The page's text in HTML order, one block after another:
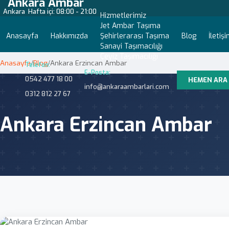
Ankara Hafta içi: 08:00 - 21:00
Anasayfa Hakkımızda
Hizmetlerimiz
Jet Ambar Taşıma
Şehirlerarası Taşıma
Sanayi Taşımacılığı
Blog
Telefon:
0542 477 18 00
0312 812 27 67
E-Posta:
info@ankaraambarlari.com
HEMEN ARA
Anasayfa/Blog/Ankara Erzincan Ambar
Ankara Erzincan Ambar